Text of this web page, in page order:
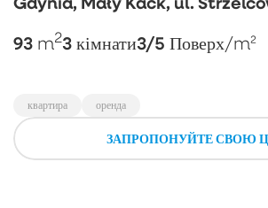
93 m23 кімнати3/5 Поверх/m²
квартира оренда
ЗАПРОПОНУЙТЕ СВОЮ